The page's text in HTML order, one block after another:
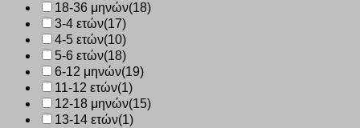
18-36 μηνών(18)
3-4 ετών(17)
4-5 ετών(10)
5-6 ετών(18)
6-12 μηνών(19)
11-12 ετών(1)
12-18 μηνών(15)
13-14 ετών(1)